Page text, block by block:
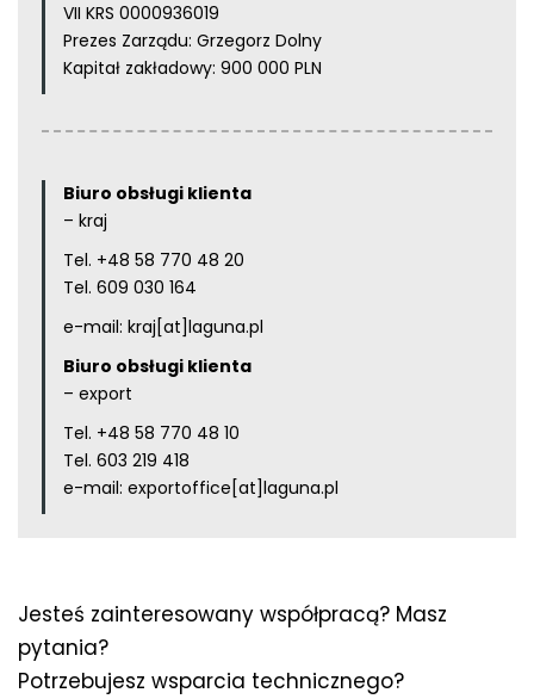
VII KRS 0000936019
Prezes Zarządu: Grzegorz Dolny
Kapitał zakładowy: 900 000 PLN
Biuro obsługi klienta
– kraj
Tel. +48 58 770 48 20
Tel. 609 030 164
e-mail: kraj[at]laguna.pl
Biuro obsługi klienta
– export
Tel. +48 58 770 48 10
Tel. 603 219 418
e-mail: exportoffice[at]laguna.pl
Jesteś zainteresowany współpracą? Masz
pytania?
Potrzebujesz wsparcia technicznego?